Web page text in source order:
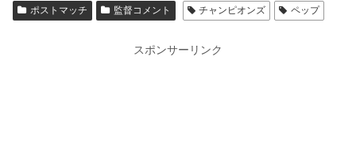
ポストマッチ 監督コメント チャンピオンズ ペップ
スポンサーリンク